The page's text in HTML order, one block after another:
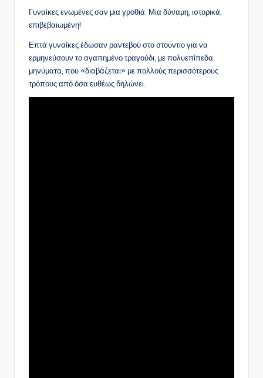
Γυναίκες ενωμένες σαν μια γροθιά. Μια δύναμη, ιστορικά,
επιβεβαιωμένη!
Επτά γυναίκες έδωσαν ραντεβού στο στούντιο για να
ερμηνεύσουν το αγαπημένο τραγούδι, με πολυεπίπεδα
μηνύματα, που «διαβάζεται» με πολλούς περισσότερους
τρόπους από όσα ευθέως δηλώνει.